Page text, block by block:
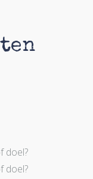
doel?
doel?